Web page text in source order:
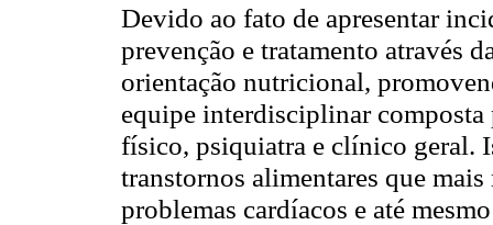
Devido ao fato de apresentar
prevenção e tratamento através
orientação nutricional,
equipe interdisciplinar
físico, psiquiatra e clínico geral.
transtornos alimentares que
problemas cardíacos e até